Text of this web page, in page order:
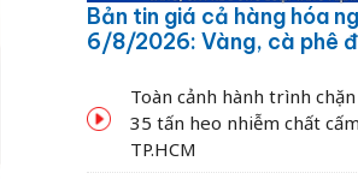
Bản tin giá cả hàng hóa
6/8/2026: Vàng, cà phê
Toàn cảnh hành trình
35 tấn heo nhiễm chất
TP.HCM